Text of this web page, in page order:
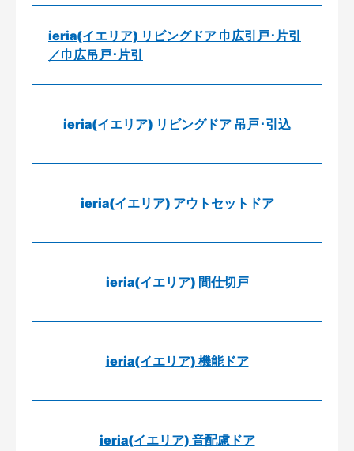
ieria(イエリア) リビングドア 巾広引戸･片引
／巾広吊戸･片引
ieria(イエリア) リビングドア 吊戸･引込
ieria(イエリア) アウトセットドア
ieria(イエリア) 間仕切戸
ieria(イエリア) 機能ドア
ieria(イエリア) 音配慮ドア